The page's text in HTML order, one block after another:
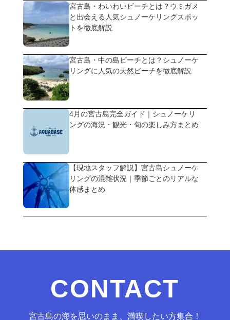
宮古島・わいわいビーチとは？ウミガメ
と出会える人気シュノーケリングスポッ
トを徹底解説
宮古島・中の島ビーチとは？シュノーケ
リングに人気の天然ビーチを徹底解説
4月の宮古島完全ガイド｜シュノーケリ
ングの海況・観光・旬の楽しみ方まとめ
【現地スタッフ解説】宮古島シュノーケ
リングの混雑状況｜季節ごとのリアルな
体感まとめ
CONTACT
宮古島の海を思いのまま、満喫したい方集合！